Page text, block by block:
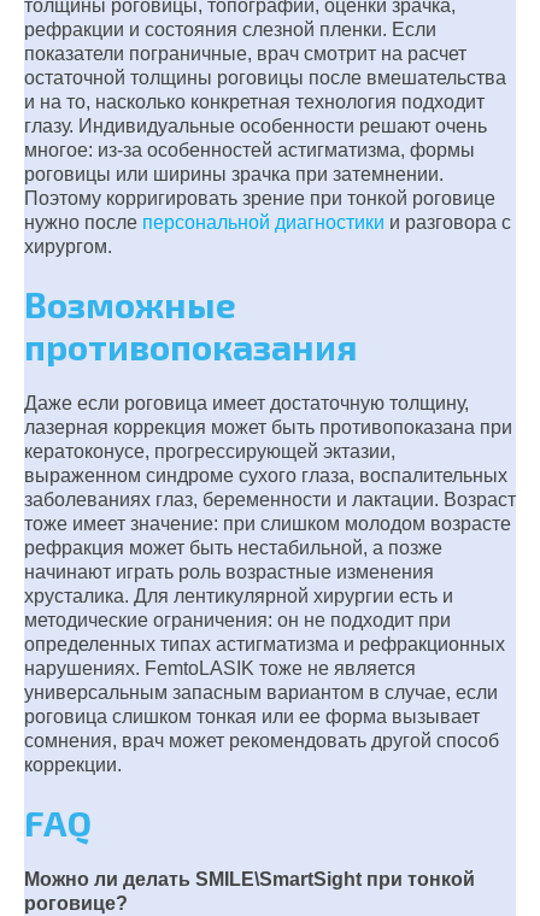
толщины роговицы, топографии, оценки зрачка,
рефракции и состояния слезной пленки. Если
показатели пограничные, врач смотрит на расчет
остаточной толщины роговицы после вмешательства
и на то, насколько конкретная технология подходит
глазу. Индивидуальные особенности решают очень
многое: из-за особенностей астигматизма, формы
роговицы или ширины зрачка при затемнении.
Поэтому корригировать зрение при тонкой роговице
нужно после персональной диагностики и разговора с
хирургом.
Возможные
противопоказания
Даже если роговица имеет достаточную толщину,
лазерная коррекция может быть противопоказана при
кератоконусе, прогрессирующей эктазии,
выраженном синдроме сухого глаза, воспалительных
заболеваниях глаз, беременности и лактации. Возраст
тоже имеет значение: при слишком молодом возрасте
рефракция может быть нестабильной, а позже
начинают играть роль возрастные изменения
хрусталика. Для лентикулярной хирургии есть и
методические ограничения: он не подходит при
определенных типах астигматизма и рефракционных
нарушениях. FemtoLASIK тоже не является
универсальным запасным вариантом в случае, если
роговица слишком тонкая или ее форма вызывает
сомнения, врач может рекомендовать другой способ
коррекции.
FAQ
Можно ли делать SMILE\SmartSight при тонкой
роговице?